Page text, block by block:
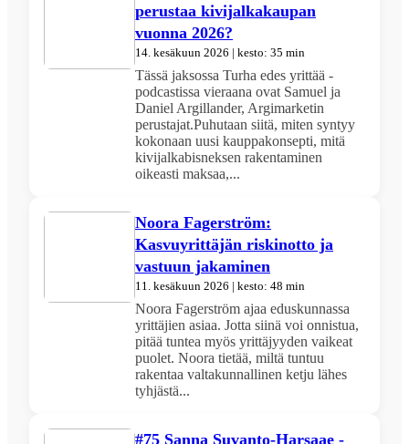
perustaa kivijalkakaupan
vuonna 2026?
14. kesäkuun 2026 | kesto: 35 min
Tässä jaksossa Turha edes yrittää -
podcastissa vieraana ovat Samuel ja
Daniel Argillander, Argimarketin
perustajat.Puhutaan siitä, miten syntyy
kokonaan uusi kauppakonsepti, mitä
kivijalkabisneksen rakentaminen
oikeasti maksaa,...
Noora Fagerström:
Kasvuyrittäjän riskinotto ja
vastuun jakaminen
11. kesäkuun 2026 | kesto: 48 min
Noora Fagerström ajaa eduskunnassa
yrittäjien asiaa. Jotta siinä voi onnistua,
pitää tuntea myös yrittäjyyden vaikeat
puolet. Noora tietää, miltä tuntuu
rakentaa valtakunnallinen ketju lähes
tyhjästä...
#75 Sanna Suvanto-Harsaae -